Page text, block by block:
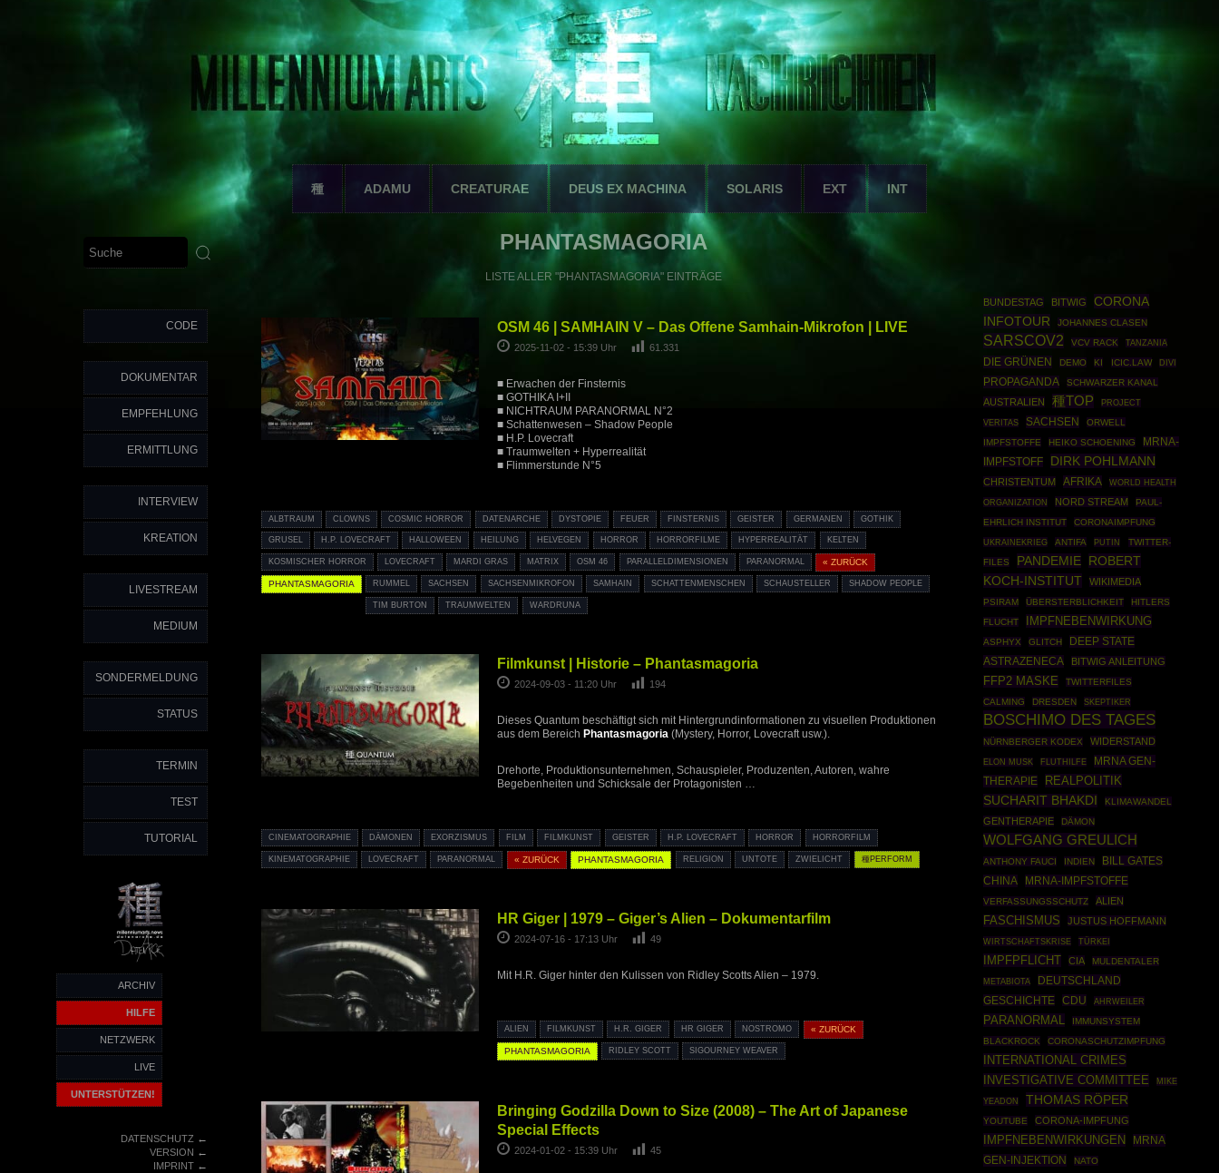
種 ADAMU CREATURAE DEUS EX MACHINA SOLARIS EXT INT
CODE
DOKUMENTAR
EMPFEHLUNG
ERMITTLUNG
INTERVIEW
KREATION
LIVESTREAM
MEDIUM
SONDERMELDUNG
STATUS
TERMIN
TEST
TUTORIAL
ARCHIV
HILFE
NETZWERK
LIVE
UNTERSTÜTZEN!
DATENSCHUTZ←
VERSION ←
IMPRINT←
PHANTASMAGORIA
LISTE ALLER "PHANTASMAGORIA" EINTRÄGE
OSM 46 | SAMHAIN V – Das Offene Samhain-Mikrofon | LIVE
2025-11-02 - 15:39 Uhr 61.331
■ Erwachen der Finsternis
■ GOTHIKA I+II
■ NICHTRAUM PARANORMAL N°2
■ Schattenwesen – Shadow People
■ H.P. Lovecraft
■ Traumwelten + Hyperrealität
■ Flimmerstunde N°5
ALBTRAUM CLOWNS COSMIC HORROR DATENARCHE DYSTOPIE FEUER FINSTERNIS GEISTER GERMANEN GOTHIK
GRUSEL H.P. LOVECRAFT HALLOWEEN HEILUNG HELVEGEN HORROR HORRORFILME HYPERREALITÄT KELTEN
KOSMISCHER HORROR LOVECRAFT MARDI GRAS MATRIX OSM 46 PARALLELDIMENSIONEN PARANORMAL « ZURÜCK
PHANTASMAGORIA RUMMEL SACHSEN SACHSENMIKROFON SAMHAIN SCHATTENMENSCHEN SCHAUSTELLER SHADOW PEOPLE
TIM BURTON TRAUMWELTEN WARDRUNA
Filmkunst | Historie – Phantasmagoria
2024-09-03 - 11:20 Uhr 194
Dieses Quantum beschäftigt sich mit Hintergrundinformationen zu visuellen Produktionen
aus dem Bereich Phantasmagoria(Mystery, Horror, Lovecraft usw.).
Drehorte, Produktionsunternehmen, Schauspieler, Produzenten, Autoren, wahre
Begebenheiten und Schicksale der Protagonisten …
CINEMATOGRAPHIE DÄMONEN EXORZISMUS FILM FILMKUNST GEISTER H.P. LOVECRAFT HORROR HORRORFILM
KINEMATOGRAPHIE LOVECRAFT PARANORMAL « ZURÜCK PHANTASMAGORIA RELIGION UNTOTE ZWIELICHT 種PERFORM
HR Giger | 1979 – Giger’s Alien – Dokumentarfilm
2024-07-16 - 17:13 Uhr 49
Mit H.R. Giger hinter den Kulissen von Ridley Scotts Alien – 1979.
ALIEN FILMKUNST H.R. GIGER HR GIGER NOSTROMO « ZURÜCK
PHANTASMAGORIA RIDLEY SCOTT SIGOURNEY WEAVER
Bringing Godzilla Down to Size (2008) – The Art of Japanese
Special Effects
2024-01-02 - 15:39 Uhr 45
BUNDESTAG BITWIG
CORONA
INFOTOUR
JOHANNES CLASEN
SARSCOV2 VCV RACK TANZANIA
DIE GRÜNEN DEMO KI ICIC.LAW DIVI
PROPAGANDA SCHWARZER KANAL
AUSTRALIEN 種TOP PROJECT
VERITAS SACHSEN
ORWELL
IMPFSTOFFE
HEIKO SCHOENING
MRNA-
IMPFSTOFF
DIRK POHLMANN
CHRISTENTUM AFRIKA
WORLD HEALTH
ORGANIZATION
NORD STREAM
PAUL-
EHRLICH INSTITUT
CORONAIMPFUNG
UKRAINEKRIEG
ANTIFA PUTIN
TWITTER-
FILES
PANDEMIE ROBERT
KOCH-INSTITUT
WIKIMEDIA
PSIRAM ÜBERSTERBLICHKEIT
HITLERS
FLUCHT
IMPFNEBENWIRKUNG
ASPHYX GLITCH
DEEP STATE
ASTRAZENECA
BITWIG ANLEITUNG
FFP2 MASKE
TWITTERFILES
CALMING
DRESDEN SKEPTIKER
BOSCHIMO DES TAGES
NÜRNBERGER KODEX WIDERSTAND
ELON MUSK FLUTHILFE
MRNA GEN-
THERAPIE
REALPOLITIK
SUCHARIT BHAKDI
KLIMAWANDEL
GENTHERAPIE DÄMON
WOLFGANG GREULICH
ANTHONY FAUCI INDIEN BILL GATES
CHINA MRNA-IMPFSTOFFE
VERFASSUNGSSCHUTZ ALIEN
FASCHISMUS JUSTUS HOFFMANN
WIRTSCHAFTSKRISE TÜRKEI
IMPFPFLICHT CIA MULDENTALER
METABIOTA
DEUTSCHLAND
GESCHICHTE
CDU AHRWEILER
PARANORMAL
IMMUNSYSTEM
BLACKROCK
CORONASCHUTZIMPFUNG
INTERNATIONAL CRIMES
INVESTIGATIVE COMMITTEE
MIKE
YEADON THOMAS RÖPER
YOUTUBE CORONA-IMPFUNG
IMPFNEBENWIRKUNGEN
MRNA
GEN-INJEKTION
NATO